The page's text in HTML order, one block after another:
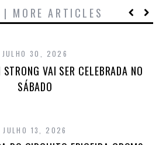
MORE ARTICLES
JULHO 30, 2026
VAI SER CELEBRADA NO
SÁBADO
JULHO 13, 2026